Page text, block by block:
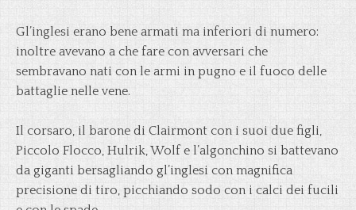
Gl’inglesi erano bene armati ma inferiori di numero:
inoltre avevano a che fare con avversari che
sembravano nati con le armi in pugno e il fuoco delle
battaglie nelle vene.
Il corsaro, il barone di Clairmont con i suoi due figli,
Piccolo Flocco, Hulrik, Wolf e l’algonchino si battevano
da giganti bersagliando gl’inglesi con magnifica
precisione di tiro, picchiando sodo con i calci dei fucili